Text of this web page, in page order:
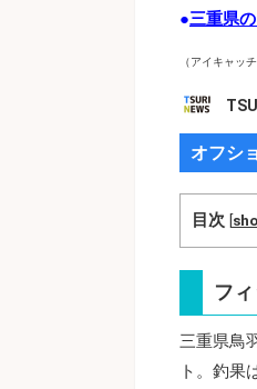
●三重県
（アイキャッ
オフシ
目次 [
フ
三重県鳥
ト。釣果